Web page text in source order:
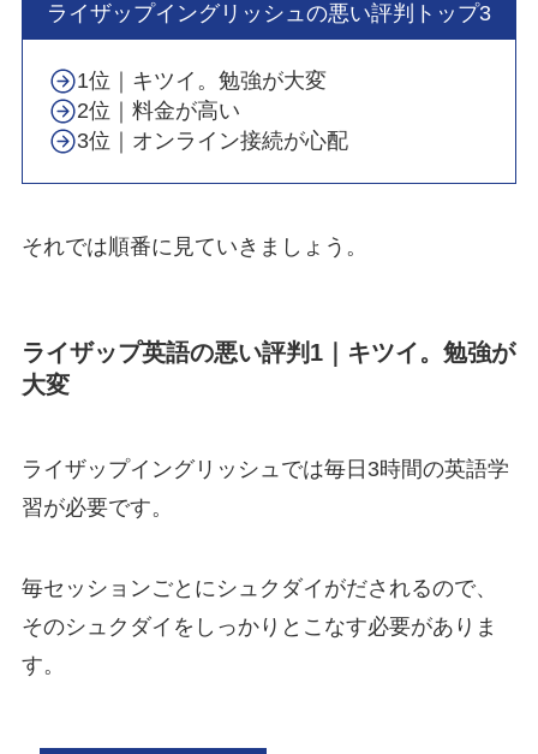
ライザップイングリッシュの悪い評判トップ3
1位｜キツイ。勉強が大変
2位｜料金が高い
3位｜オンライン接続が心配
それでは順番に見ていきましょう。
ライザップ英語の悪い評判1｜キツイ。勉強が
大変
ライザップイングリッシュでは毎日3時間の英語学
習が必要です。
毎セッションごとにシュクダイがだされるので、
そのシュクダイをしっかりとこなす必要がありま
す。